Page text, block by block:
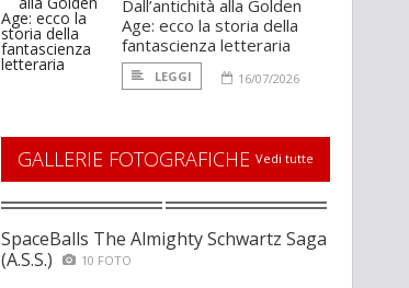
Dall’antichità alla Golden
Age: ecco la storia della
fantascienza letteraria
LEGGI 16/07/2026
GALLERIE FOTOGRAFICHE Vedi tutte
SpaceBalls The Almighty Schwartz Saga
(A.S.S.)
10 FOTO